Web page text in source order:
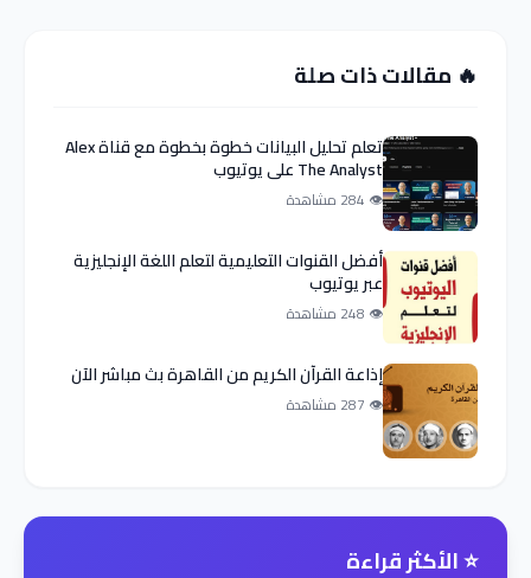
🔥 مقالات ذات صلة
تعلم تحليل البيانات خطوة بخطوة مع قناة Alex
The Analyst على يوتيوب
👁 284 مشاهدة
أفضل القنوات التعليمية لتعلم اللغة الإنجليزية
عبر يوتيوب
👁 248 مشاهدة
إذاعة القرآن الكريم من القاهرة بث مباشر الآن
👁 287 مشاهدة
⭐ الأكثر قراءة